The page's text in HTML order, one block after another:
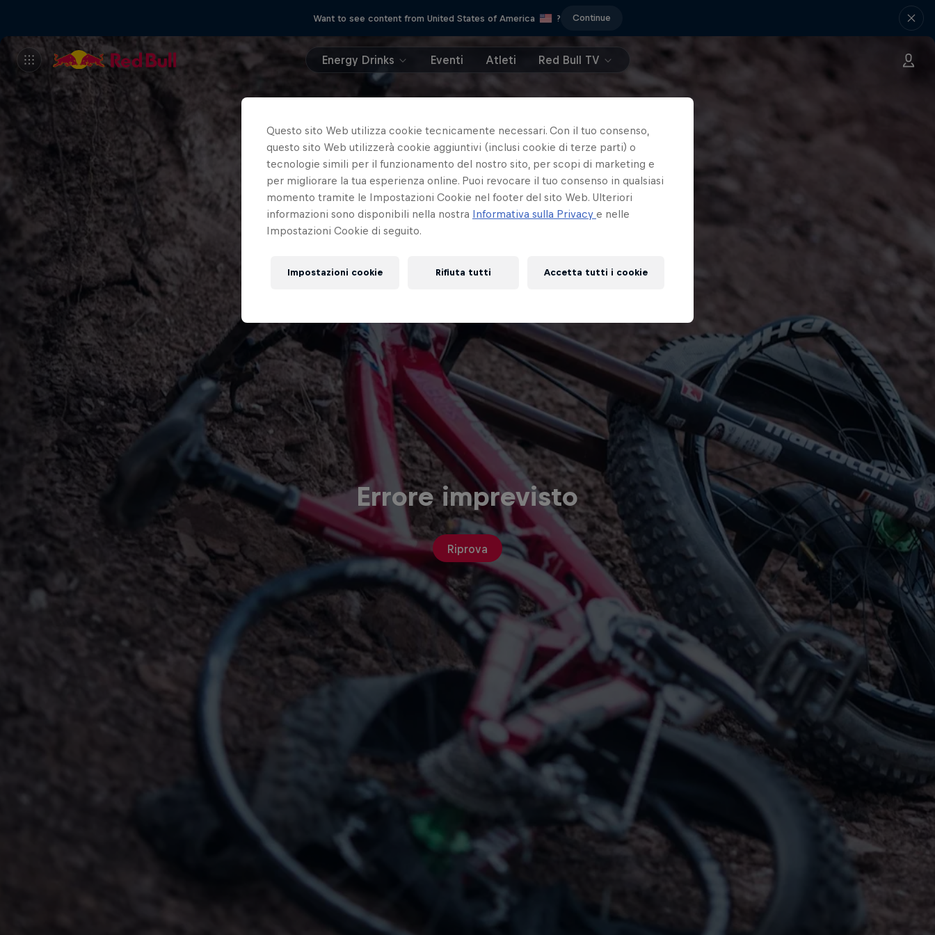
Want to see content from United States of America ? Continue
Energy Drinks Eventi Atleti Red Bull TV
Errore imprevisto
Riprova
Questo sito Web utilizza cookie tecnicamente necessari. Con il tuo consenso,
questo sito Web utilizzerà cookie aggiuntivi (inclusi cookie di terze parti) o
tecnologie simili per il funzionamento del nostro sito, per scopi di marketing e
per migliorare la tua esperienza online. Puoi revocare il tuo consenso in qualsiasi
momento tramite le Impostazioni Cookie nel footer del sito Web. Ulteriori
informazioni sono disponibili nella nostra Informativa sulla Privacy e nelle
Impostazioni Cookie di seguito.
Impostazioni cookie Rifiuta tutti Accetta tutti i cookie